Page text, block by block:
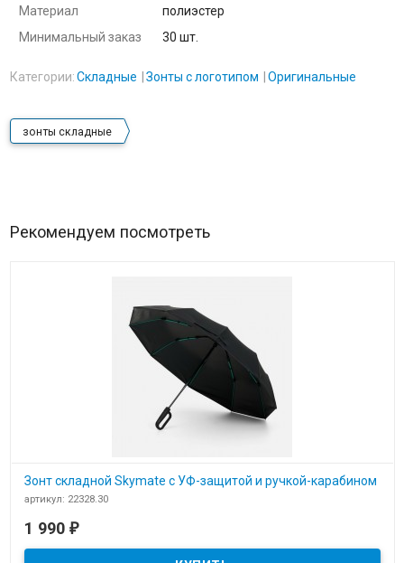
Материал
полиэстер
Минимальный заказ
30 шт.
Категории:Складные Зонты с логотипом Оригинальные
зонты складные
Рекомендуем посмотреть
Зонт складной Skymate с УФ-защитой и ручкой-карабином
артикул: 22328.30
1 990 ₽